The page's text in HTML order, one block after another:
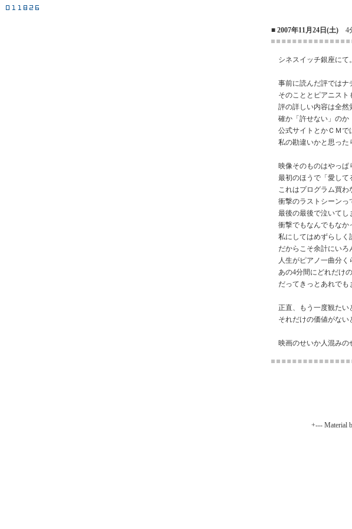
■ 2007年11月24日(土) 4
シネスイッチ銀座にて。
事前に読んだ評ではナ
そのこととピアニスト
評の詳しい内容は全然
確か「許せない」のか
公式サイトとかＣＭで
私の勘違いかと思った
映像そのものはやっぱ
最初のほうで「愛して
これはプログラム買わ
衝撃のラストシーンっ
最後の最後で泣いてし
衝撃でもなんでもなか
私にしてはめずらしく
だからこそ余計にいろ
人生がピアノ一曲分く
あの4分間にどれだけ
だってきっとあれでも
正直、もう一度観たい
それだけの価値がない
映画のせいか人混みの
+--- Material